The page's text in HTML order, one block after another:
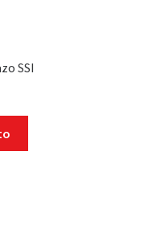
SSI